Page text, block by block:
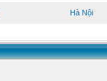
Hà Nội